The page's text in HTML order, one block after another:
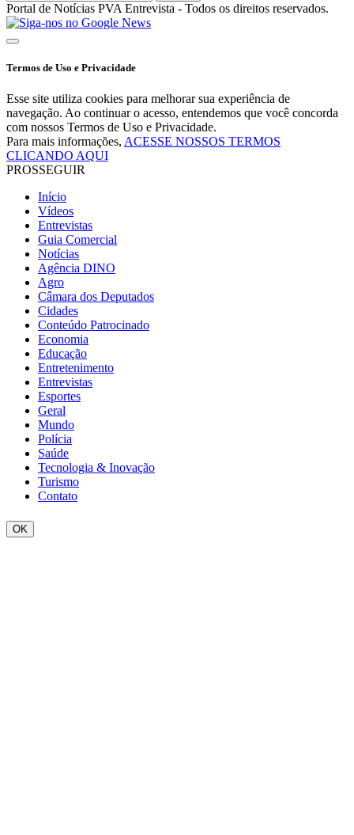
Portal de Notícias PVA Entrevista - Todos os direitos reservados.
Termos de Uso e Privacidade
Esse site utiliza cookies para melhorar sua experiência de
navegação. Ao continuar o acesso, entendemos que você concorda
com nossos Termos de Uso e Privacidade.
Para mais informações, ACESSE NOSSOS TERMOS
CLICANDO AQUI
PROSSEGUIR
Início
Vídeos
Entrevistas
Guia Comercial
Notícias
Agência DINO
Agro
Câmara dos Deputados
Cidades
Conteúdo Patrocinado
Economia
Educação
Entretenimento
Entrevistas
Esportes
Geral
Mundo
Polícia
Saúde
Tecnologia & Inovação
Turismo
Contato
OK